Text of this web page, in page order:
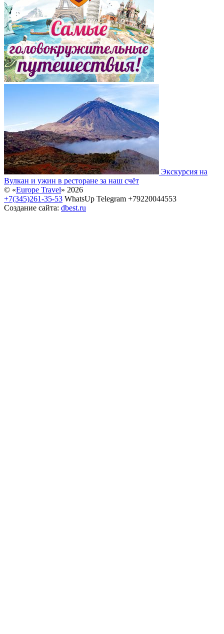
Экскурсия на
Вулкан и ужин в ресторане за наш счёт
© «Europe Travel» 2026
+7(345)261-35-53 WhatsUp Telegram +79220044553
Создание сайта: dbest.ru